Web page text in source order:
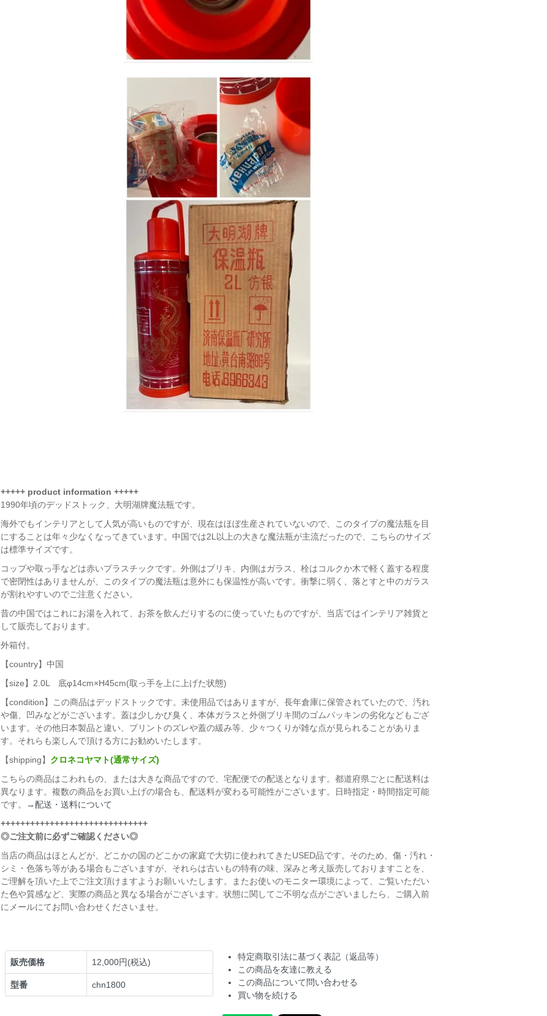
+++++ product information +++++
1990年頃のデッドストック、大明湖牌魔法瓶です。
海外でもインテリアとして人気が高いものですが、現在はほぼ生産されていないので、このタイプの魔法瓶を目
にすることは年々少なくなってきています。中国では2L以上の大きな魔法瓶が主流だったので、こちらのサイズ
は標準サイズです。
コップや取っ手などは赤いプラスチックです。外側はブリキ、内側はガラス、栓はコルクか木で軽く蓋する程度
で密閉性はありませんが、このタイプの魔法瓶は意外にも保温性が高いです。衝撃に弱く、落とすと中のガラス
が割れやすいのでご注意ください。
昔の中国ではこれにお湯を入れて、お茶を飲んだりするのに使っていたものですが、当店ではインテリア雑貨と
して販売しております。
外箱付。
【country】中国
【size】2.0L 底φ14cm×H45cm(取っ手を上に上げた状態)
【condition】この商品はデッドストックです。未使用品ではありますが、長年倉庫に保管されていたので、汚れ
や傷、凹みなどがございます。蓋は少しかび臭く、本体ガラスと外側ブリキ間のゴムパッキンの劣化などもござ
います。その他日本製品と違い、プリントのズレや蓋の緩み等、少々つくりが雑な点が見られることがありま
す。それらも楽しんで頂ける方にお勧めいたします。
【shipping】 クロネコヤマト(通常サイズ)
こちらの商品はこわれもの、または大きな商品ですので、宅配便での配送となります。都道府県ごとに配送料は
異なります。複数の商品をお買い上げの場合も、配送料が変わる可能性がございます。日時指定・時間指定可能
です。
→配送・送料について
++++++++++++++++++++++++++++++
◎ご注文前に必ずご確認ください◎
当店の商品はほとんどが、どこかの国のどこかの家庭で大切に使われてきたUSED品です。そのため、傷・汚れ・
シミ・色落ち等がある場合もございますが、それらは古いもの特有の味、深みと考え販売しておりますことを、
ご理解を頂いた上でご注文頂けますようお願いいたします。またお使いのモニター環境によって、ご覧いただい
た色や質感など、実際の商品と異なる場合がございます。状態に関してご不明な点がございましたら、ご購入前
にメールにてお問い合わせくださいませ。
販売価格 12,000円(税込)
型番 chn1800
特定商取引法に基づく表記（返品等）
この商品を友達に教える
この商品について問い合わせる
買い物を続ける